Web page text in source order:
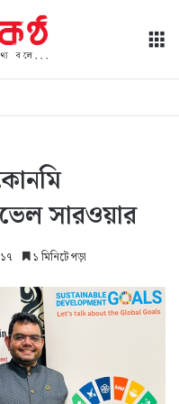
সারওয়ার
১৭ ১ মিনিটে পড়া